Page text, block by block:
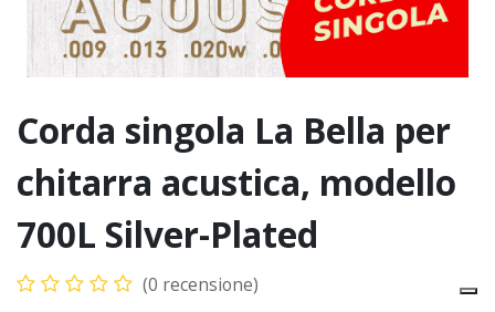
Corda singola La Bella per
chitarra acustica, modello
700L Silver-Plated
(0 recensione)